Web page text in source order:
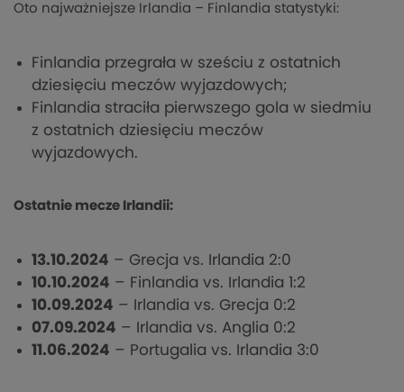
Oto najważniejsze Irlandia – Finlandia statystyki:
Finlandia przegrała w sześciu z ostatnich
dziesięciu meczów wyjazdowych;
Finlandia straciła pierwszego gola w siedmiu
z ostatnich dziesięciu meczów
wyjazdowych.
Ostatnie mecze Irlandii:
13.10.2024 – Grecja vs. Irlandia 2:0
10.10.2024 – Finlandia vs. Irlandia 1:2
10.09.2024 – Irlandia vs. Grecja 0:2
07.09.2024 – Irlandia vs. Anglia 0:2
11.06.2024 – Portugalia vs. Irlandia 3:0